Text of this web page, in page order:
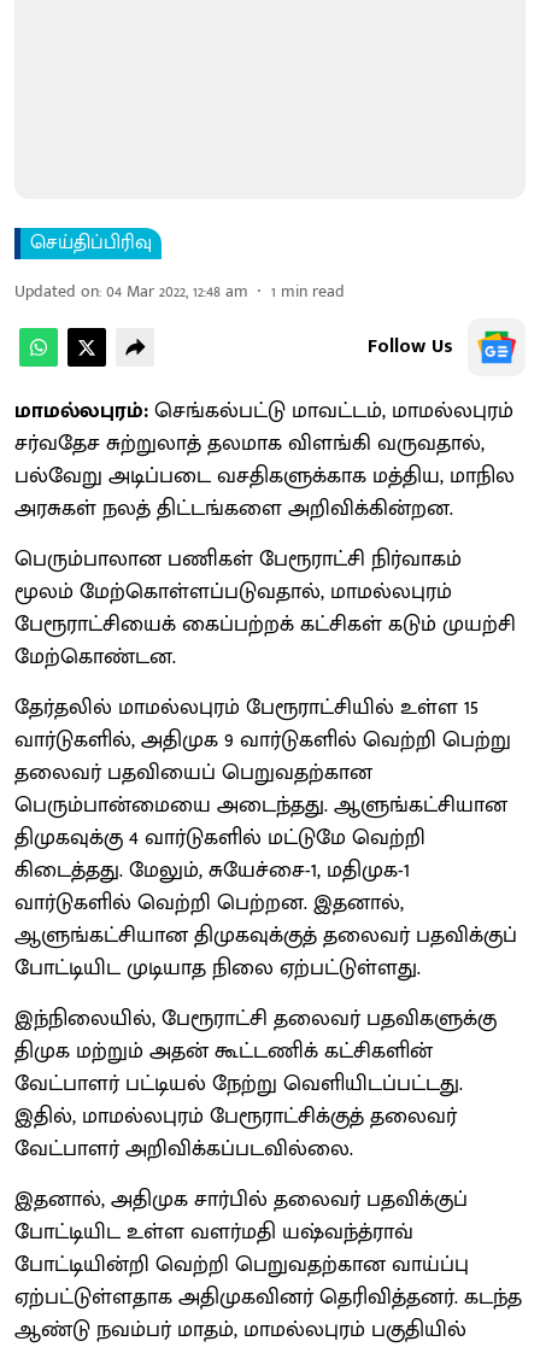
செய்திப்பிரிவு
Updated on:04 Mar 2022, 12:48 am 1 min read
Follow Us
மாமல்லபுரம்:செங்கல்பட்டு மாவட்டம், மாமல்லபுரம்
சர்வதேச சுற்றுலாத் தலமாக விளங்கி வருவதால்,
பல்வேறு அடிப்படை வசதிகளுக்காக மத்திய, மாநில
அரசுகள் நலத் திட்டங்களை அறிவிக்கின்றன.
பெரும்பாலான பணிகள் பேரூராட்சி நிர்வாகம்
மூலம் மேற்கொள்ளப்படுவதால், மாமல்லபுரம்
பேரூராட்சியைக் கைப்பற்றக் கட்சிகள் கடும் முயற்சி
மேற்கொண்டன.
தேர்தலில் மாமல்லபுரம் பேரூராட்சியில் உள்ள 15
வார்டுகளில், அதிமுக 9 வார்டுகளில் வெற்றி பெற்று
தலைவர் பதவியைப் பெறுவதற்கான
பெரும்பான்மையை அடைந்தது. ஆளுங்கட்சியான
திமுகவுக்கு 4 வார்டுகளில் மட்டுமே வெற்றி
கிடைத்தது. மேலும், சுயேச்சை-1, மதிமுக-1
வார்டுகளில் வெற்றி பெற்றன. இதனால்,
ஆளுங்கட்சியான திமுகவுக்குத் தலைவர் பதவிக்குப்
போட்டியிட முடியாத நிலை ஏற்பட்டுள்ளது.
இந்நிலையில், பேரூராட்சி தலைவர் பதவிகளுக்கு
திமுக மற்றும் அதன் கூட்டணிக் கட்சிகளின்
வேட்பாளர் பட்டியல் நேற்று வெளியிடப்பட்டது.
இதில், மாமல்லபுரம் பேரூராட்சிக்குத் தலைவர்
வேட்பாளர் அறிவிக்கப்படவில்லை.
இதனால், அதிமுக சார்பில் தலைவர் பதவிக்குப்
போட்டியிட உள்ள வளர்மதி யஷ்வந்த்ராவ்
போட்டியின்றி வெற்றி பெறுவதற்கான வாய்ப்பு
ஏற்பட்டுள்ளதாக அதிமுகவினர் தெரிவித்தனர். கடந்த
ஆண்டு நவம்பர் மாதம், மாமல்லபுரம் பகுதியில்